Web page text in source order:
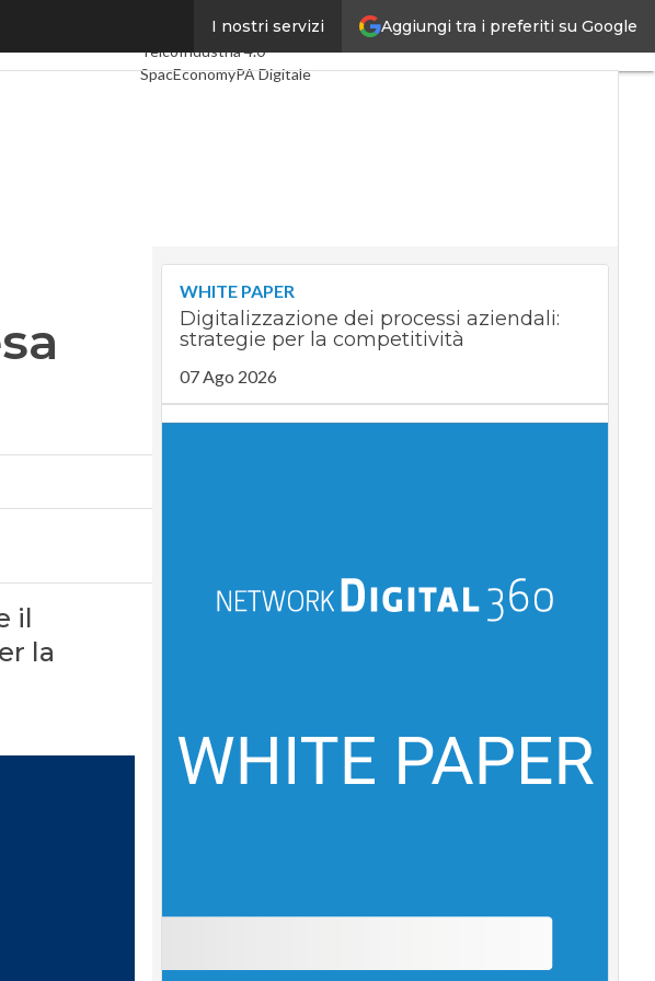
Aggiungi tra i preferiti su Google
I nostri servizi
Ultimi articoliDigital Economy
TelcoIndustria 4.0
SpacEconomyPA Digitale
il
la
WHITE PAPER
Digitalizzazione dei processi aziendali:
strategie per la competitività
07 Ago 2026